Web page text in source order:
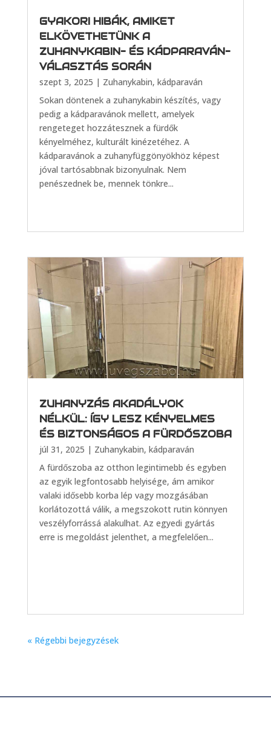
GYAKORI HIBÁK, AMIKET
ELKÖVETHETÜNK A
ZUHANYKABIN- ÉS KÁDPARAVÁN-
VÁLASZTÁS SORÁN
szept 3, 2025 | Zuhanykabin, kádparaván
Sokan döntenek a zuhanykabin készítés, vagy
pedig a kádparavánok mellett, amelyek
rengeteget hozzátesznek a fürdők
kényelméhez, kulturált kinézetéhez. A
kádparavánok a zuhanyfüggönyökhöz képest
jóval tartósabbnak bizonyulnak. Nem
penészednek be, mennek tönkre...
ZUHANYZÁS AKADÁLYOK
NÉLKÜL: ÍGY LESZ KÉNYELMES
ÉS BIZTONSÁGOS A FÜRDŐSZOBA
júl 31, 2025 | Zuhanykabin, kádparaván
A fürdőszoba az otthon legintimebb és egyben
az egyik legfontosabb helyisége, ám amikor
valaki idősebb korba lép vagy mozgásában
korlátozottá válik, a megszokott rutin könnyen
veszélyforrássá alakulhat. Az egyedi gyártás
erre is megoldást jelenthet, a megfelelően...
« Régebbi bejegyzések